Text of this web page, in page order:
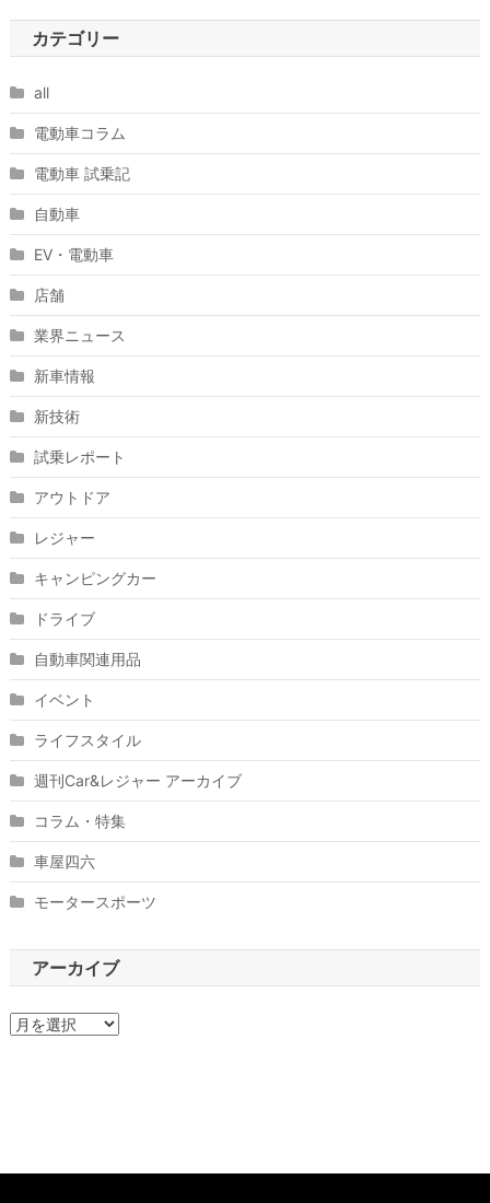
カテゴリー
all
電動車コラム
電動車 試乗記
自動車
EV・電動車
店舗
業界ニュース
新車情報
新技術
試乗レポート
アウトドア
レジャー
キャンピングカー
ドライブ
自動車関連用品
イベント
ライフスタイル
週刊Car&レジャー アーカイブ
コラム・特集
車屋四六
モータースポーツ
アーカイブ
ア